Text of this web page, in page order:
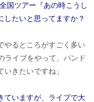
国ツアー『あの時こうし
したいと思ってますか？
やるところがすごく多い
ライブをやって、バンド
きたいですね」
いますが、ライブで大